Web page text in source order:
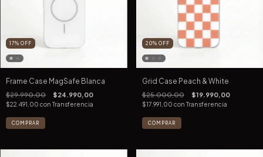
17% OFF
Frame Case MagSafe Blanca
$29.990,00 $24.990,00
$22.491,00 con Transferencia
COMPRAR
20% OFF
Grid Case Peach & White
$25.000,00 $19.990,00
$17.991,00 con Transferencia
COMPRAR